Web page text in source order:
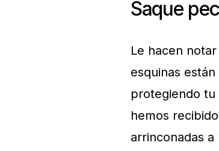
Saque
Le hacen
esquinas
protegiendo tu
hemos
arrinconadas